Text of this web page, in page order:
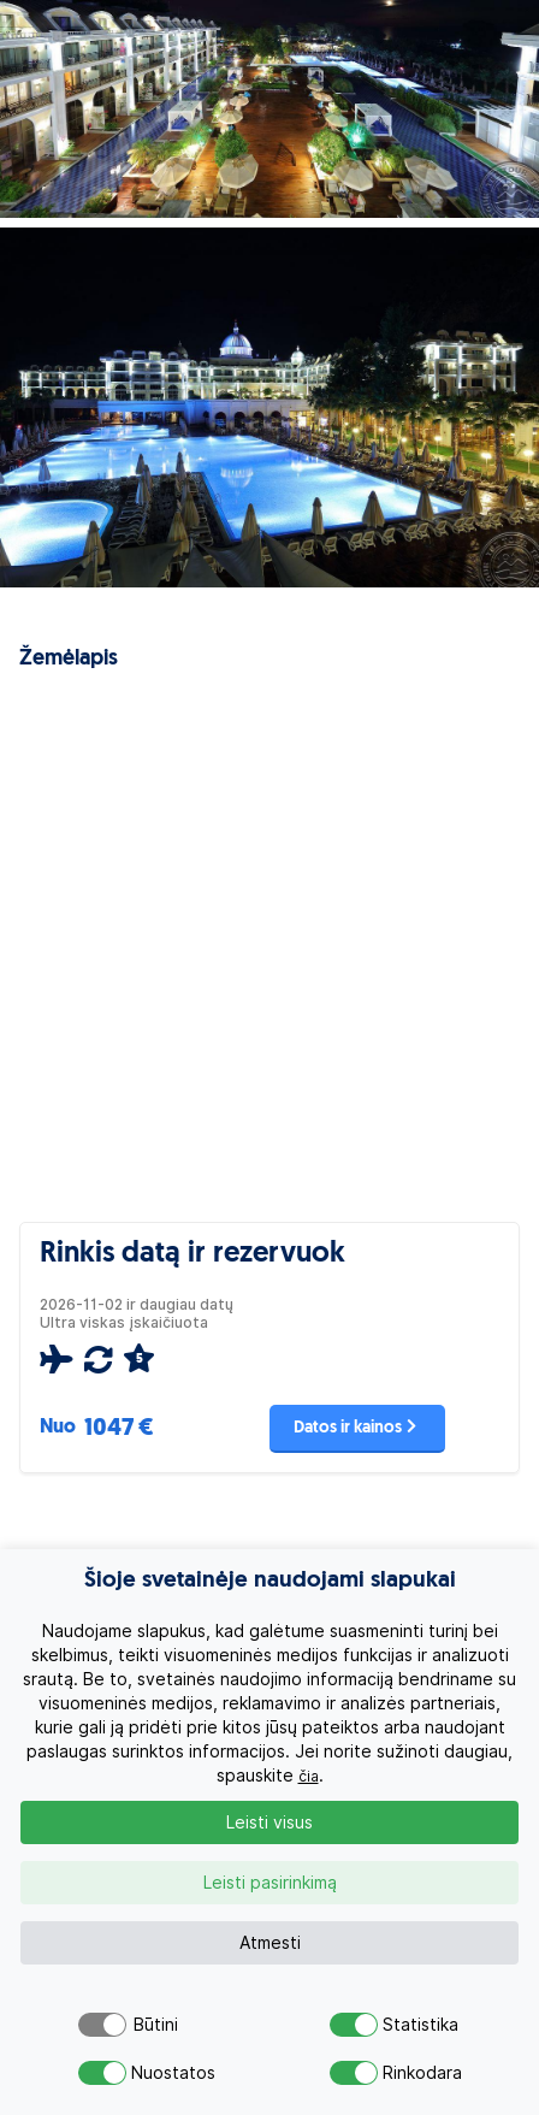
Žemėlapis
Rinkis datą ir rezervuok
2026-11-02 ir daugiau datų
Ultra viskas įskaičiuota
5
Nuo 1047 € Datos ir kainos
Dažniausi klausimai
01 Ar viešbutyje yra a la carte restoranų?
02 Koks yra artimiausias paplūdimys?
Kokias pramogas ir veiklas siūlo viešbutis?
Ar netoliese yra parduotuvių ir prekybos centrų?
Ką būtina pamatyti Antalijoje?
Savo svajonių atostogoms
Šioje svetainėje naudojami slapukai
Naudojame slapukus, kad galėtume suasmeninti turinį bei
skelbimus, teikti visuomeninės medijos funkcijas ir analizuoti
srautą. Be to, svetainės naudojimo informaciją bendriname su
visuomeninės medijos, reklamavimo ir analizės partneriais,
kurie gali ją pridėti prie kitos jūsų pateiktos arba naudojant
paslaugas surinktos informacijos. Jei norite sužinoti daugiau,
spauskite čia.
Atmesti
Leisti pasirinkimą
Leisti visus
Būtini Statistika
Nuostatos Rinkodara